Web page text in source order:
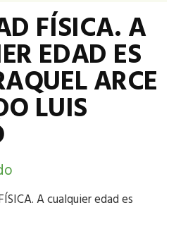
FÍSICA. A
EDAD ES
ARCE
LUIS
A cualquier edad es